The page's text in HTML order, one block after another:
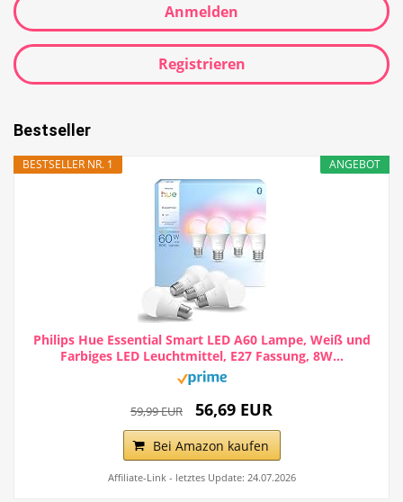
Anmelden
Registrieren
Bestseller
ANGEBOT
BESTSELLER NR. 1
Philips Hue Essential Smart LED A60 Lampe, Weiß und
Farbiges LED Leuchtmittel, E27 Fassung, 8W...
59,99 EUR 56,69 EUR
Bei Amazon kaufen
Affiliate-Link - letztes Update: 24.07.2026